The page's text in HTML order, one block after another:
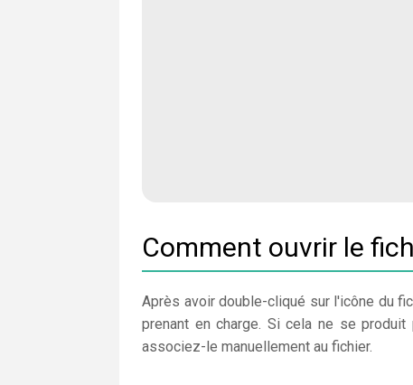
Comment ouvrir le
Après avoir double-cliqué sur l'icône du
prenant en charge. Si cela ne se
associez-le manuellement au fichier.